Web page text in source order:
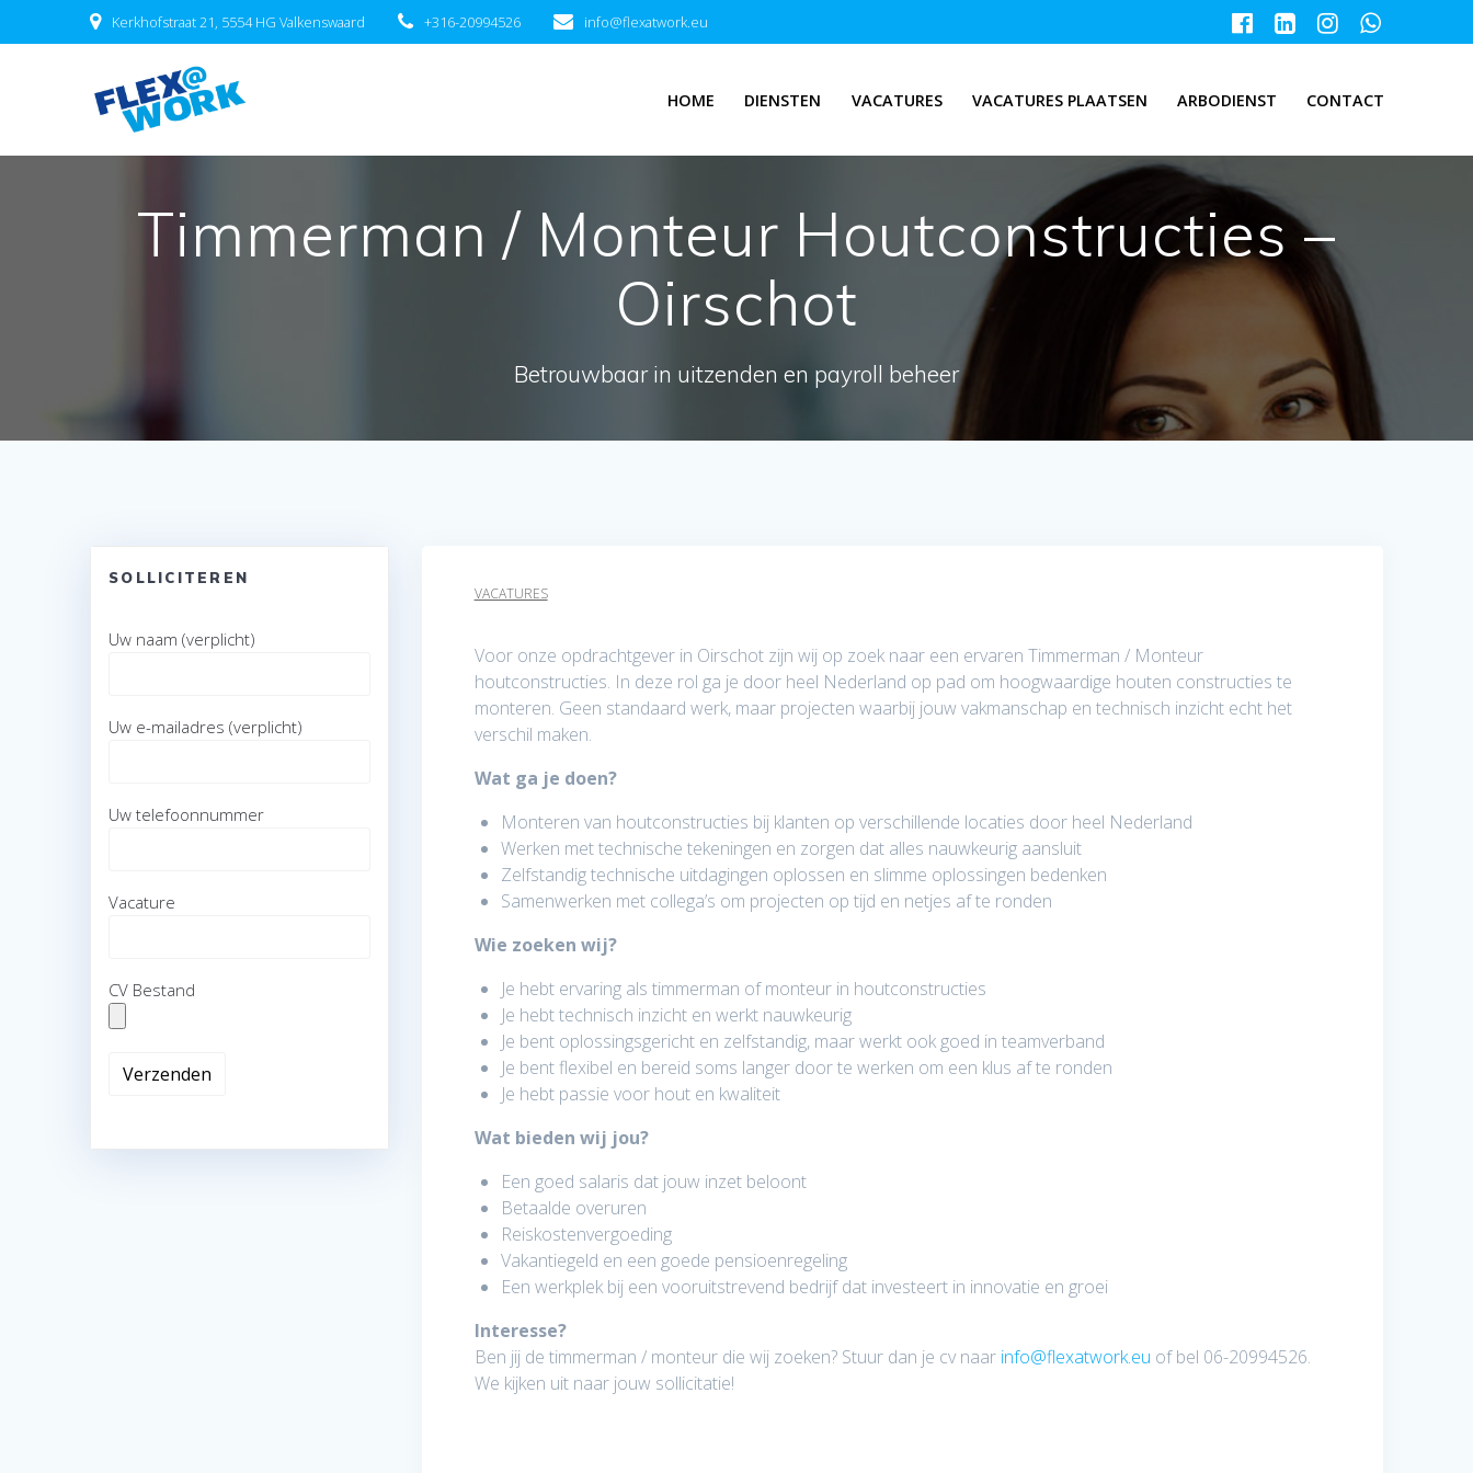
naar
Kerkhofstraat 21, 5554 HG Valkenswaard +316-20994526 info@flexatwork.eu
HOME DIENSTEN VACATURES VACATURES PLAATSEN ARBODIENST CONTACT
Timmerman / Monteur Houtconstructies –
Oirschot
Betrouwbaar in uitzenden en payroll beheer
VACATURES
Voor onze opdrachtgever in Oirschot zijn wij op zoek naar een ervaren Timmerman / Monteur
houtconstructies. In deze rol ga je door heel Nederland op pad om hoogwaardige houten constructies te
monteren. Geen standaard werk, maar projecten waarbij jouw vakmanschap en technisch inzicht echt het
verschil maken.
Wat ga je doen?
Monteren van houtconstructies bij klanten op verschillende locaties door heel Nederland
Werken met technische tekeningen en zorgen dat alles nauwkeurig aansluit
Zelfstandig technische uitdagingen oplossen en slimme oplossingen bedenken
Samenwerken met collega’s om projecten op tijd en netjes af te ronden
Wie zoeken wij?
Je hebt ervaring als timmerman of monteur in houtconstructies
Je hebt technisch inzicht en werkt nauwkeurig
Je bent oplossingsgericht en zelfstandig, maar werkt ook goed in teamverband
Je bent flexibel en bereid soms langer door te werken om een klus af te ronden
Je hebt passie voor hout en kwaliteit
Wat bieden wij jou?
Een goed salaris dat jouw inzet beloont
Betaalde overuren
Reiskostenvergoeding
Vakantiegeld en een goede pensioenregeling
Een werkplek bij een vooruitstrevend bedrijf dat investeert in innovatie en groei
Interesse?
Ben jij de timmerman / monteur die wij zoeken? Stuur dan je cv naar info@flexatwork.eu of bel 06-20994526.
We kijken uit naar jouw sollicitatie!
SOLLICITEREN
Uw naam (verplicht)
Uw e-mailadres (verplicht)
Uw telefoonnummer
Vacature
CV Bestand